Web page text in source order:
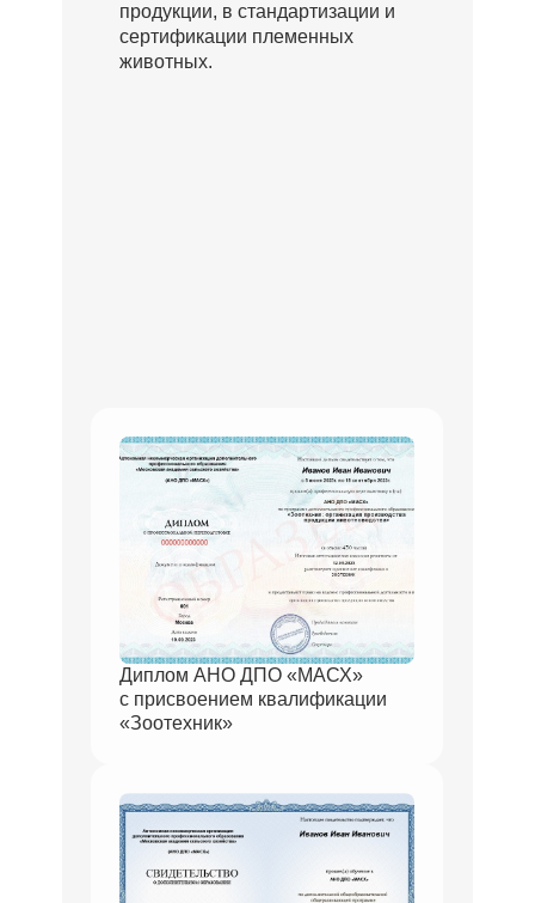
продукции, в стандартизации и
сертификации племенных
животных.
Диплом АНО ДПО «МАСХ»
с присвоением квалификации
«Зоотехник»